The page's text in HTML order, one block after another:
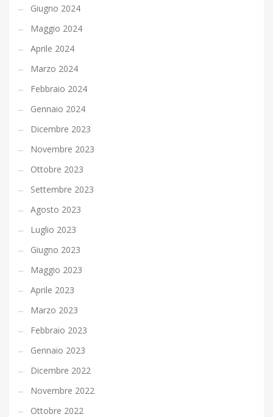
Giugno 2024
Maggio 2024
Aprile 2024
Marzo 2024
Febbraio 2024
Gennaio 2024
Dicembre 2023
Novembre 2023
Ottobre 2023
Settembre 2023
Agosto 2023
Luglio 2023
Giugno 2023
Maggio 2023
Aprile 2023
Marzo 2023
Febbraio 2023
Gennaio 2023
Dicembre 2022
Novembre 2022
Ottobre 2022